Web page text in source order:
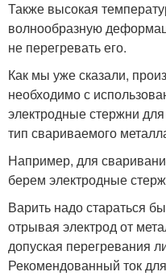
Также высокая
волнообразную
не перегревать его.
Как мы уже сказали,
необходимо с
электродные стержни
тип свариваемого
Например, для
берем электродные
Варить надо стараться
отрывая электрод от
допуская перегревания
Рекомендованный ток